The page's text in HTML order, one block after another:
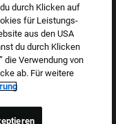
durch Klicken auf
für Leistungs-
aus den USA
du durch Klicken
die Verwendung von
ab. Für weitere